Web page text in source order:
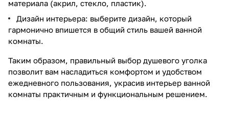
материала (акрил, стекло, пластик).
Дизайн интерьера: выберите дизайн, который
гармонично впишется в общий стиль вашей ванной
комнаты.
Таким образом, правильный выбор душевого уголка
позволит вам насладиться комфортом и удобством
ежедневного пользования, украсив интерьер ванной
комнаты практичным и функциональным решением.